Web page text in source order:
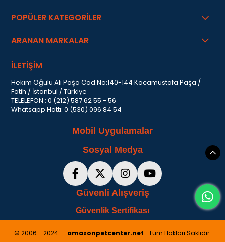
POPÜLER KATEGORİLER
ARANAN MARKALAR
İLETİŞİM
Hekim Oğulu Ali Paşa Cad.No:140-144 Kocamustafa Paşa /
Fatih / İstanbul / Türkiye
TELELEFON : 0 (212) 587 62 55 - 56
Whatsapp Hattı: 0 (530) 096 84 54
Mobil Uygulamalar
Sosyal Medya
Güvenli Alışveriş
Güvenlik Sertifikası
© 2006 - 2024 . . .amazonpetcenter.net- Tüm Hakları Saklıdır.